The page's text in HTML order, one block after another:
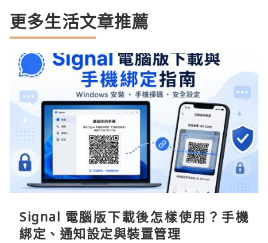
更多生活文章推薦
Signal 電腦版下載後怎樣使用？手機
綁定、通知設定與裝置管理